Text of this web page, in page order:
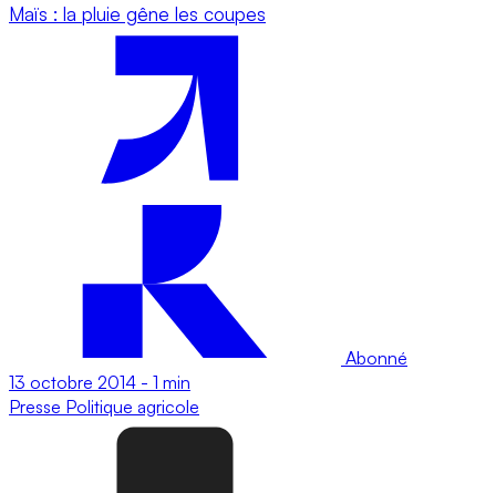
Maïs : la pluie gêne les coupes
Abonné
13 octobre 2014 - 1 min
Presse Politique agricole